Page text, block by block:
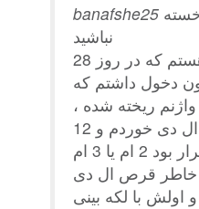
نباشید
دختر باکره و 25 ساله ای هستم که در روز 28
دخول داشتم که
ریخته شده ،
در روز 30 ام تیر 4 قرص ال دی خوردم و 12
ساعت بعد 4 تای دیگه ، (قرار بود 2 ام یا 3 ام
خاطر قرص ال دی
و اولش با لکه بینی